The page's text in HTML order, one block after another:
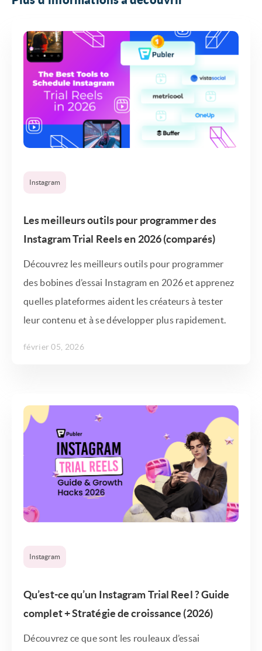
Instagram
Les meilleurs outils pour programmer des
Instagram Trial Reels en 2026 (comparés)
Découvrez les meilleurs outils pour programmer
des bobines d’essai Instagram en 2026 et apprenez
quelles plateformes aident les créateurs à tester
leur contenu et à se développer plus rapidement.
février 05, 2026
Instagram
Qu’est-ce qu’un Instagram Trial Reel ? Guide
complet + Stratégie de croissance (2026)
Découvrez ce que sont les rouleaux d’essai